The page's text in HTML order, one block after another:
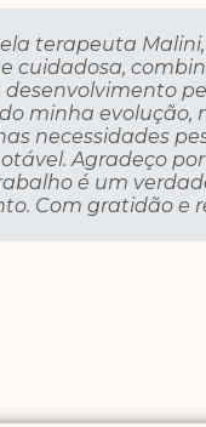
terapeuta
cuidadosa,
minha evolução,
necessidades
Agradeço
é um
Com gratidão e